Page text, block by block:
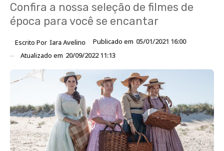
Confira a nossa seleção de filmes de
época para você se encantar
Escrito Por Iara Avelino Publicado em 05/01/2021 16:00
Atualizado em 20/09/2022 11:13